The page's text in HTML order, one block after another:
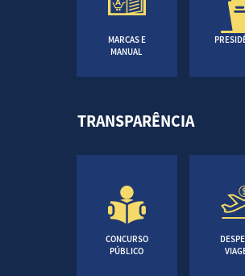
MARCAS E
MANUAL
TRANSPARÊNCIA
CONCURSO
PÚBLICO